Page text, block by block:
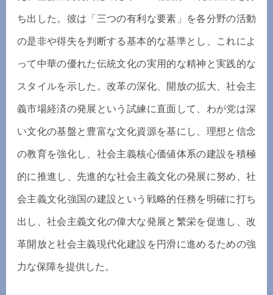
ち出した。彼は「三つの有利な要素」を各分野の活動
の是非や得失を判断する基本的な基準とし、これによ
って中華の優れた伝統文化の実用的な精神と実践的な
スタイルを示した。改革の深化、開放の拡大、社会主
義市場経済の発展という試練に直面して、わが党は深
い文化の基盤と豊富な文化資源を基にし、理想と信念
の教育を強化し、社会主義核心価値体系の建設を積極
的に推進し、先進的な社会主義文化の発展に努め、社
会主義文化強国の建設という戦略的任務を明確に打ち
出し、社会主義文化の偉大な発展と繁栄を促進し、改
革開放と社会主義現代化建設を円滑に進めるための強
力な保障を提供した。